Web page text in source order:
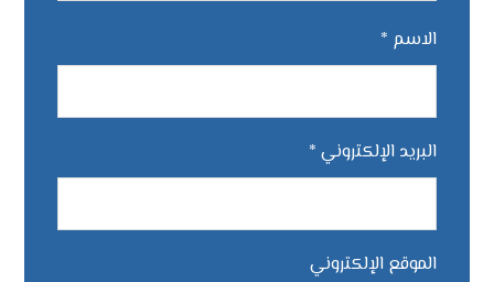
الاسم *
البريد الإلكتروني *
الموقع الإلكتروني